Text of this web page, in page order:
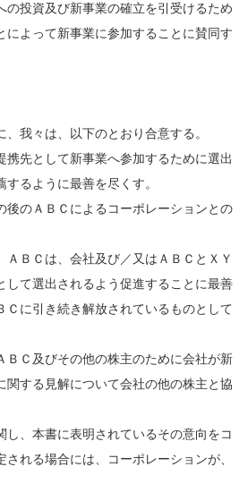
投資及び新事業の確立を引受けるため
よって新事業に参加することに賛同す
我々は、以下のとおり合意する。
先として新事業へ参加するために選出
るように最善を尽くす。
後のＡＢＣによるコーポレーションとの
ＢＣは、会社及び／又はＡＢＣとＸＹ
して選出されるよう促進することに最善
に引き続き解放されているものとして
ＢＣ及びその他の株主のために会社が新
する見解について会社の他の株主と協
、本書に表明されているその意向をコ
れる場合には、コーポレーションが、